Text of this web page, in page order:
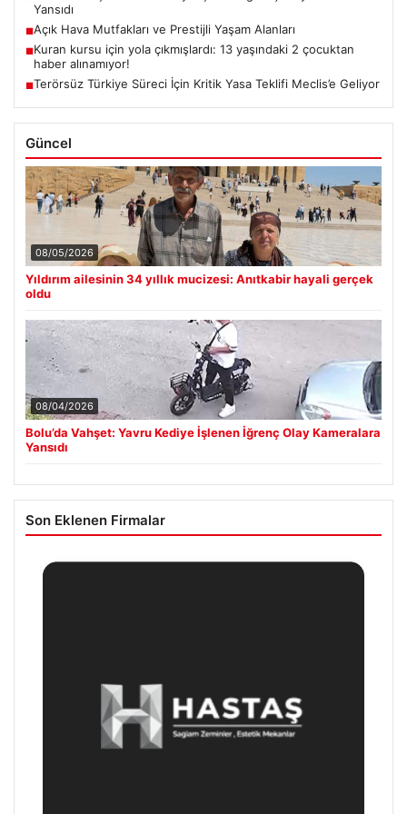
Yansıdı
■Açık Hava Mutfakları ve Prestijli Yaşam Alanları
■Kuran kursu için yola çıkmışlardı: 13 yaşındaki 2 çocuktan
haber alınamıyor!
■Terörsüz Türkiye Süreci İçin Kritik Yasa Teklifi Meclis’e Geliyor
Güncel
08/05/2026
Yıldırım ailesinin 34 yıllık mucizesi: Anıtkabir hayali gerçek
oldu
08/04/2026
Bolu’da Vahşet: Yavru Kediye İşlenen İğrenç Olay Kameralara
Yansıdı
Son Eklenen Firmalar